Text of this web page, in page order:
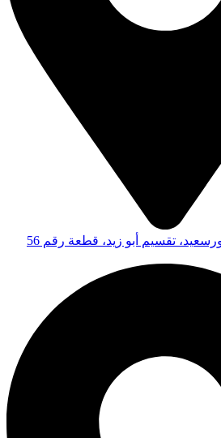
دمياط: أول طريق بورسعيد، تقسيم أبو زيد، قطعة رقم 56